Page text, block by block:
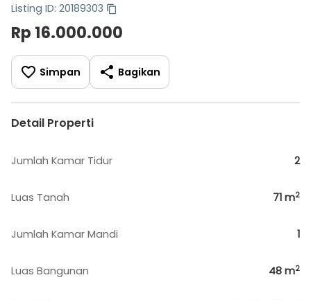
Listing ID: 20189303
Rp 16.000.000
Simpan Bagikan
Detail Properti
Jumlah Kamar Tidur 2
Luas Tanah 71 m2
Jumlah Kamar Mandi 1
Luas Bangunan 48 m2